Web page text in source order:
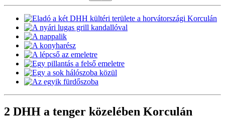
2 DHH a tenger közelében Korculán